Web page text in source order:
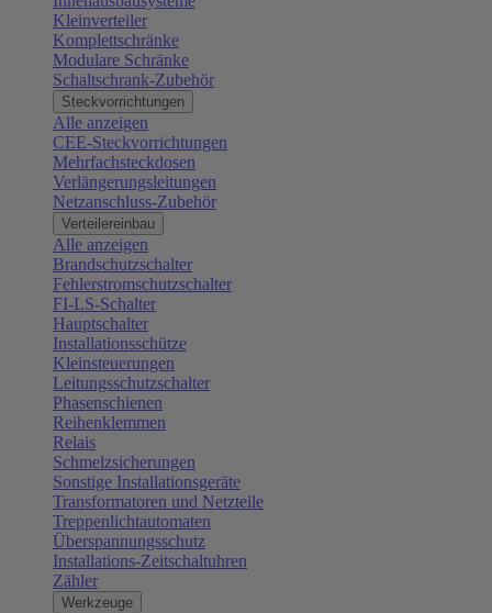
Kleinverteiler
Komplettschränke
Modulare Schränke
Schaltschrank-Zubehör
Steckvorrichtungen
Alle anzeigen
CEE-Steckvorrichtungen
Mehrfachsteckdosen
Verlängerungsleitungen
Netzanschluss-Zubehör
Verteilereinbau
Alle anzeigen
Brandschutzschalter
Fehlerstromschutzschalter
FI-LS-Schalter
Hauptschalter
Installationsschütze
Kleinsteuerungen
Leitungsschutzschalter
Phasenschienen
Reihenklemmen
Relais
Schmelzsicherungen
Sonstige Installationsgeräte
Transformatoren und Netzteile
Treppenlichtautomaten
Überspannungsschutz
Installations-Zeitschaltuhren
Zähler
Werkzeuge